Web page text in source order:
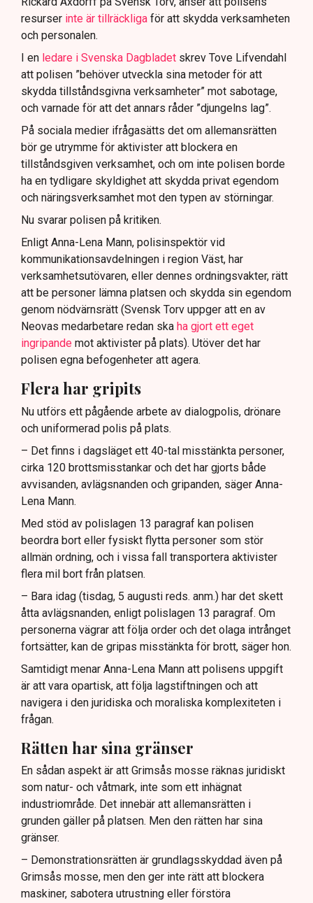
resurser inte är tillräckliga för att skydda verksamheten
och personalen.
I en ledare i Svenska Dagbladet skrev Tove Lifvendahl
att polisen ”behöver utveckla sina metoder för att
skydda tillståndsgivna verksamheter” mot sabotage,
och varnade för att det annars råder ”djungelns lag”.
På sociala medier ifrågasätts det om allemansrätten
bör ge utrymme för aktivister att blockera en
tillståndsgiven verksamhet, och om inte polisen borde
ha en tydligare skyldighet att skydda privat egendom
och näringsverksamhet mot den typen av störningar.
Nu svarar polisen på kritiken.
Enligt Anna-Lena Mann, polisinspektör vid
kommunikationsavdelningen i region Väst, har
verksamhetsutövaren, eller dennes ordningsvakter, rätt
att be personer lämna platsen och skydda sin egendom
genom nödvärnsrätt (Svensk Torv uppger att en av
Neovas medarbetare redan ska ha gjort ett eget
ingripande mot aktivister på plats). Utöver det har
polisen egna befogenheter att agera.
Flera har gripits
Nu utförs ett pågående arbete av dialogpolis, drönare
och uniformerad polis på plats.
– Det finns i dagsläget ett 40-tal misstänkta personer,
cirka 120 brottsmisstankar och det har gjorts både
avvisanden, avlägsnanden och gripanden, säger Anna-
Lena Mann.
Med stöd av polislagen 13 paragraf kan polisen
beordra bort eller fysiskt flytta personer som stör
allmän ordning, och i vissa fall transportera aktivister
flera mil bort från platsen.
– Bara idag (tisdag, 5 augusti reds. anm.) har det skett
åtta avlägsnanden, enligt polislagen 13 paragraf. Om
personerna vägrar att följa order och det olaga intrånget
fortsätter, kan de gripas misstänkta för brott, säger hon.
Samtidigt menar Anna-Lena Mann att polisens uppgift
är att vara opartisk, att följa lagstiftningen och att
navigera i den juridiska och moraliska komplexiteten i
frågan.
Rätten har sina gränser
En sådan aspekt är att Grimsås mosse räknas juridiskt
som natur- och våtmark, inte som ett inhägnat
industriområde. Det innebär att allemansrätten i
grunden gäller på platsen. Men den rätten har sina
gränser.
– Demonstrationsrätten är grundlagsskyddad även på
Grimsås mosse, men den ger inte rätt att blockera
maskiner, sabotera utrustning eller förstöra